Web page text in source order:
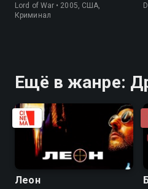
Lord of War • 2005, США,
Криминал
Ещё в жанре:
Леон